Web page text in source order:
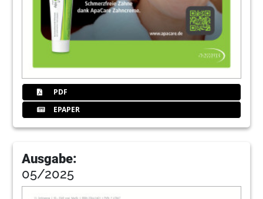
PDF
EPAPER
Ausgabe:
05/2025